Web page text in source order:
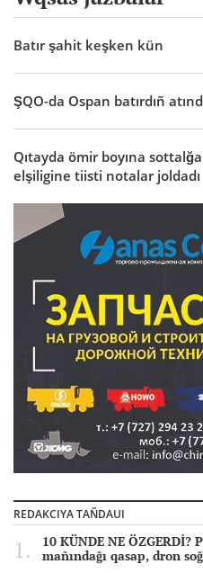
Batır şahit keşken kün
ŞQO-da Ospan batırdıñ
Qıtayda ömir boyına
elşiligine tiisti notalar joldadı
REDAKCIYA TAÑDAUI
10 KÜNDE NE ÖZGERDİ?
mañındağı qasap, dron